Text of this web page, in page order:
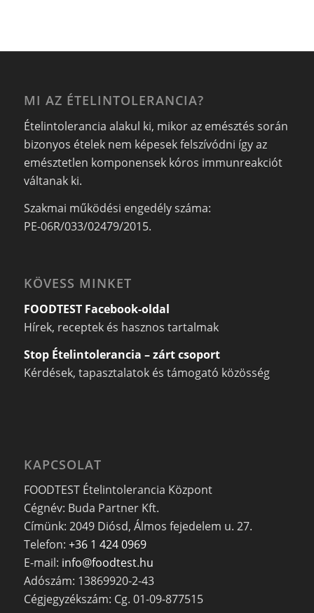
MI AZ ÉTELINTOLERANCIA?
Ételintolerancia alakul ki, mikor az emésztés során
bizonyos ételek nem képesek felszívódni így az
emésztetlen komponensek kóros immunreakciót
váltanak ki.
Szakmai működési engedély száma:
PE-06R/033/02479/2015.
KÖVESS MINKET
FOODTEST Facebook-oldal
Hírek, receptek és hasznos tartalmak
Stop Ételintolerancia – zárt csoport
Kérdések, tapasztalatok és támogató közösség
KAPCSOLAT
FOODTEST Ételintolerancia Központ
Cégnév: Buda Partner Kft.
Címünk: 2049 Diósd, Álmos fejedelem u. 27.
Telefon: +36 1 424 0969
E-mail: info@foodtest.hu
Adószám: 13869920-2-43
Cégjegyzékszám: Cg. 01-09-877515